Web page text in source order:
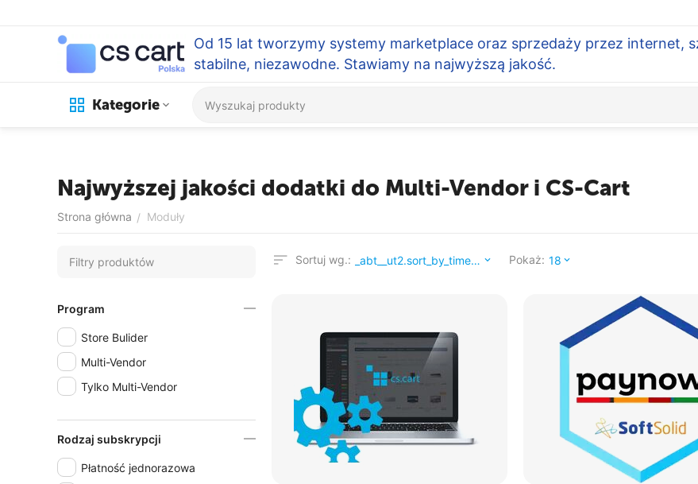
Od 15 lat tworzymy systemy marketplace oraz sprzedaży przez internet,
stabilne, niezawodne. Stawiamy na najwyższą jakość.
Kategorie
Najwyższej jakości dodatki do Multi-Vendor i CS-Cart
Strona główna / Moduły
Sortuj wg.: _abt__ut2.sort_by_timestamp_ Pokaż: 18
Filtry produktów
Program
Store Bulider
Multi-Vendor
Tylko Multi-Vendor
Rodzaj subskrypcji
Płatność jednorazowa